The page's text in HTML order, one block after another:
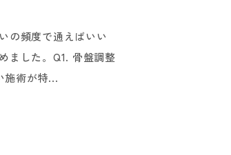
の頻度で通えばいい
ました。Q1. 骨盤調整
施術が特...